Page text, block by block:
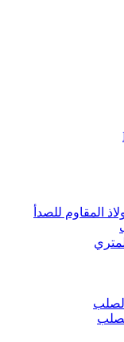
المقاوم للصدأ